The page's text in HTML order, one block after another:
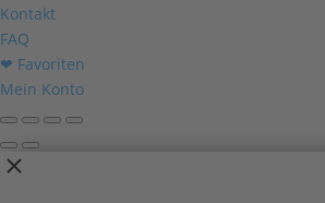
Kontakt
FAQ
❤ Favoriten
Mein Konto